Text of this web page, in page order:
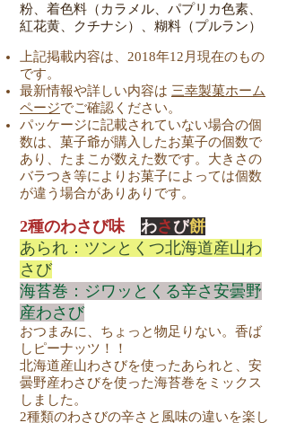
粉、着色料（カラメル、パプリカ色素、
紅花黄、クチナシ）、糊料（プルラン）
上記掲載内容は、2018年12月現在のもの
です。
最新情報や詳しい内容は 三幸製菓ホーム
ページでご確認ください。
パッケージに記載されていない場合の個
数は、菓子爺が購入したお菓子の個数で
あり、たまこが数えた数です。大きさの
バラつき等によりお菓子によっては個数
が違う場合がありありです。
2種のわさび味 わさび餅
あられ：ツンとくつ北海道産山わ
さび
海苔巻：ジワッとくる辛さ安曇野
産わさび
おつまみに、ちょっと物足りない。香ば
しピーナッツ！！
​北海道産山わさびを使ったあられと、安
曇野産わさびを使った海苔巻をミックス
しました 。
2種類のわさびの辛さと風味の違いを楽し